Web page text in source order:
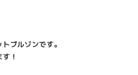
ブルゾンです。
！